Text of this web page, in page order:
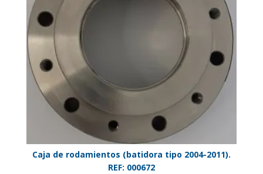
Caja de rodamientos (batidora tipo 2004-2011).
REF: 000672